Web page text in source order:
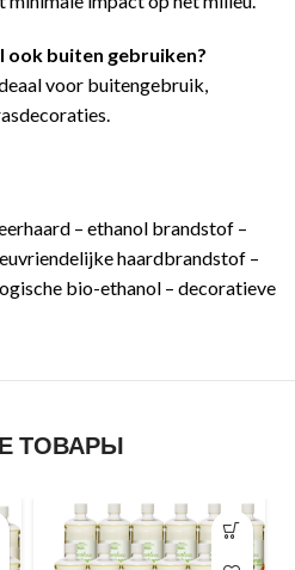
ook buiten gebruiken?
voor buitengebruik,
– ethanol brandstof –
haardbrandstof –
bio-ethanol – decoratieve
ТОВАРЫ